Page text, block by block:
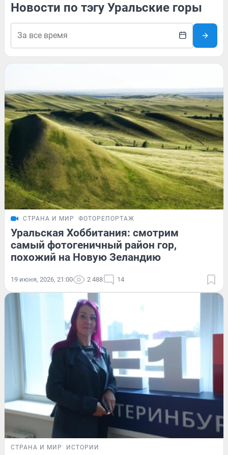
Новости по тэгу Уральские горы
СТРАНА И МИР ФОТОРЕПОРТАЖ
Уральская Хоббитания: смотрим
самый фотогеничный район гор,
похожий на Новую Зеландию
19 июня, 2026, 21:00 2 488 14
СТРАНА И МИР ИСТОРИИ